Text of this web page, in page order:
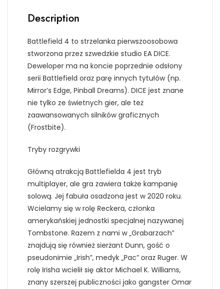
Description
Battlefield 4 to strzelanka pierwszoosobowa
stworzona przez szwedzkie studio EA DICE.
Deweloper ma na koncie poprzednie odsłony
serii Battlefield oraz parę innych tytułów (np.
Mirror’s Edge, Pinball Dreams). DICE jest znane
nie tylko ze świetnych gier, ale też
zaawansowanych silników graficznych
(Frostbite).
Tryby rozgrywki
Główną atrakcją Battlefielda 4 jest tryb
multiplayer, ale gra zawiera także kampanię
solową. Jej fabuła osadzona jest w 2020 roku.
Wcielamy się w rolę Reckera, członka
amerykańskiej jednostki specjalnej nazywanej
Tombstone. Razem z nami w „Grabarzach”
znajdują się również sierżant Dunn, gość o
pseudonimie „Irish”, medyk „Pac” oraz Ruger. W
rolę Irisha wcielił się aktor Michael K. Williams,
znany szerszej publiczności jako gangster Omar